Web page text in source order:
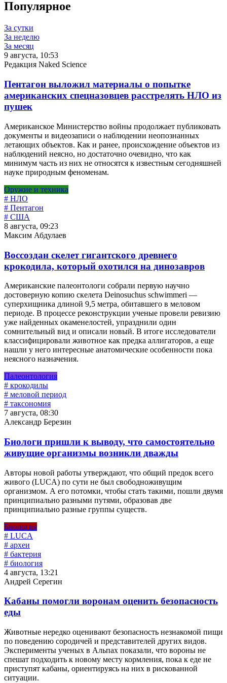
Популярное
За сутки
За неделю
За месяц
9 августа, 10:53
Редакция Naked Science
Пентагон выложил материалы о попытке
американских спецназовцев расстрелять НЛО из
пушек
Американское Министерство войны продолжает публиковать
документы и видеозаписи о наблюдении неопознанных
летающих объектов. Как и ранее, происхождение объектов из
наблюдений неясно, но достаточно очевидно, что как
минимум часть из них не относятся к известным сегодняшней
науке природным феноменам.
Оружие и техника
# НЛО
# Пентагон
# США
8 августа, 09:23
Максим Абдулаев
Воссоздан скелет гигантского древнего
крокодила, который охотился на динозавров
Американские палеонтологи собрали первую научно
достоверную копию скелета Deinosuchus schwimmeri —
суперхищника длиной 9,5 метра, обитавшего в меловом
периоде. В процессе реконструкции ученые провели ревизию
уже найденных окаменелостей, упразднили один
сомнительный вид и описали новый. В итоге исследователи
классифицировали животное как предка аллигаторов, а еще
нашли у него интересные анатомические особенности пока
неясного назначения.
Палеонтология
# крокодилы
# меловой период
# таксономия
7 августа, 08:30
Александр Березин
Биологи пришли к выводу, что самостоятельно
живущие организмы возникли дважды
Авторы новой работы утверждают, что общий предок всего
живого (LUCA) по сути не был свободноживущим
организмом. А его потомки, чтобы стать такими, пошли двумя
принципиально разными путями, образовав две
принципиально разные группы существ.
Биология
# LUCA
# археи
# бактерия
# биология
4 августа, 13:21
Андрей Серегин
Кабаны помогли воронам оценить безопасность
еды
Животные нередко оценивают безопасность незнакомой пищи
по поведению сородичей и представителей других видов.
Эксперименты ученых в Альпах показали, что вороны не
спешат подходить к новому месту кормления, пока к еде не
приступят кабаны, ориентируясь на них в рискованной
ситуации.